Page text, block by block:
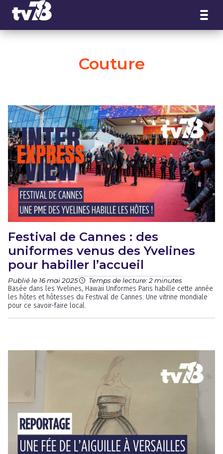
Couture
Festival de Cannes : des
uniformes venus des Yvelines
pour habiller l’accueil
Publié le 16 mai 2025 Temps de lecture: 2 minutes
Basée dans les Yvelines, Hawaii Uniformes Paris habille cette année
les hôtes et hôtesses du Festival de Cannes. Une vitrine mondiale
pour ce savoir-faire local.
Panneau de gestion des cookies